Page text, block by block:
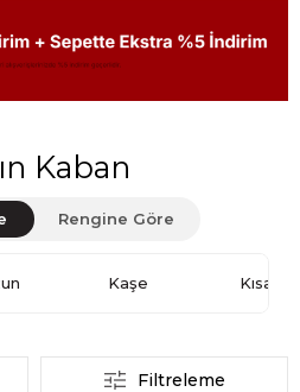
Kaban
Rengine Göre
Kaşe Kısa
Filtreleme